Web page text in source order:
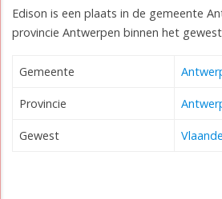
Edison is een plaats in de gemeente
provincie Antwerpen binnen het
Gemeente
Provincie
Gewest